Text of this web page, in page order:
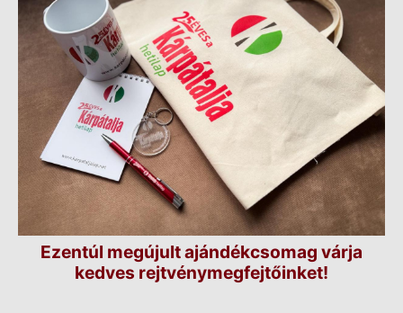
Ezentúl megújult ajándékcsomag várja
kedves rejtvénymegfejtőinket!